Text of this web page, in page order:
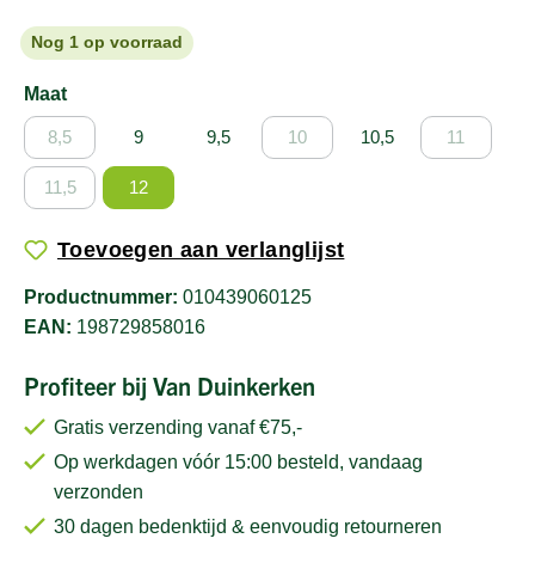
Nog 1 op voorraad
Maat
8,5 9 9,5 10 10,5 11
11,5 12
Toevoegen aan verlanglijst
Productnummer: 010439060125
EAN: 198729858016
Profiteer bij Van Duinkerken
Gratis verzending vanaf €75,-
Op werkdagen vóór 15:00 besteld, vandaag
verzonden
30 dagen bedenktijd & eenvoudig retourneren